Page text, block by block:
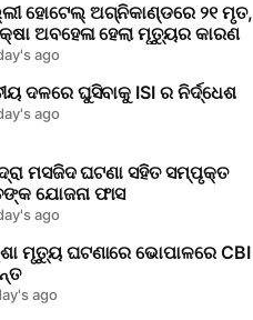
ହୋଟେଲ୍ ଅଗ୍ନିକାଣ୍ଡରେ ୨୧ ମୃତ,
ଅବହେଳା ହେଲା ମୃତ୍ୟୁର କାରଣ
ago
ଦଳରେ ଘୁସିବାକୁ ISI ର ନିର୍ଦ୍ଧେଶ
ago
ମସଜିଦ ଘଟଣା ସହିତ ସମ୍ପୃକ୍ତ
ଯୋଜନା ଫାସ
ago
ମୃତ୍ୟୁ ଘଟଣାରେ ଭୋପାଳରେ CBI
ago